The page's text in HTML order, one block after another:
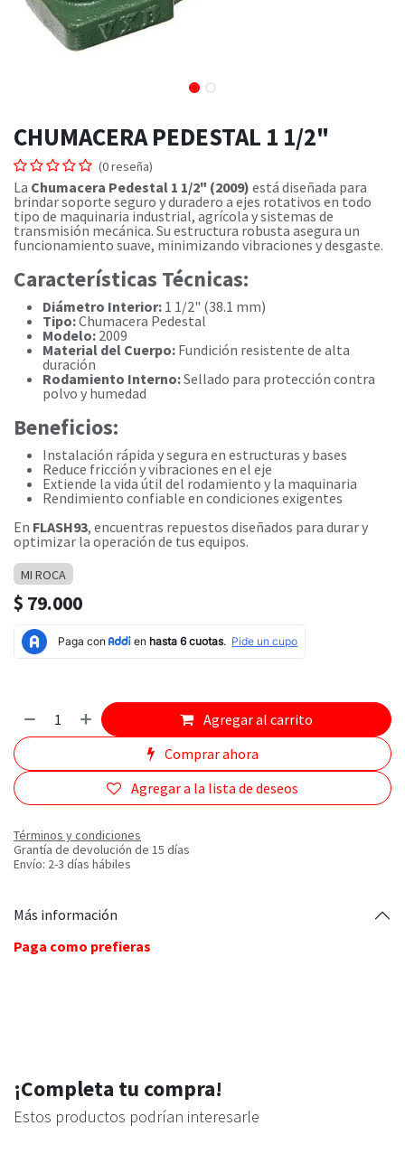
CHUMACERA PEDESTAL 1 1/2"
(0 reseña)
La Chumacera Pedestal 1 1/2" (2009) está diseñada para
brindar soporte seguro y duradero a ejes rotativos en todo
tipo de maquinaria industrial, agrícola y sistemas de
transmisión mecánica. Su estructura robusta asegura un
funcionamiento suave, minimizando vibraciones y desgaste.
Características Técnicas:
Diámetro Interior: 1 1/2" (38.1 mm)
Tipo:Chumacera Pedestal
Modelo: 2009
Material del Cuerpo: Fundición resistente de alta
duración
Rodamiento Interno:Sellado para protección contra
polvo y humedad
Beneficios:
Instalación rápida y segura en estructuras y bases
Reduce fricción y vibraciones en el eje
Extiende la vida útil del rodamiento y la maquinaria
Rendimiento confiable en condiciones exigentes
En FLASH93, encuentras repuestos diseñados para durar y
optimizar la operación de tus equipos.
MI ROCA
$ 79.000
Agregar al carrito
Comprar ahora
Agregar a la lista de deseos
Términos y condiciones
Grantía de devolución de 15 días
Envío: 2-3 días hábiles
Más información
Paga como prefieras
¡Completa tu compra!
Estos productos podrían interesarle